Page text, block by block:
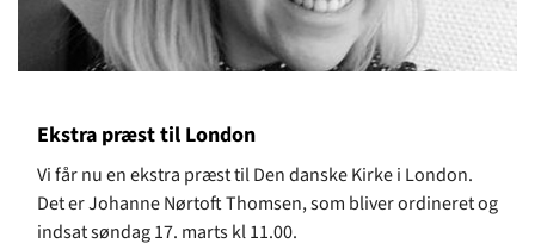
Ekstra præst til London
Vi får nu en ekstra præst til Den danske Kirke i London.
Det er Johanne Nørtoft Thomsen, som bliver ordineret og
indsat søndag 17. marts kl 11.00.